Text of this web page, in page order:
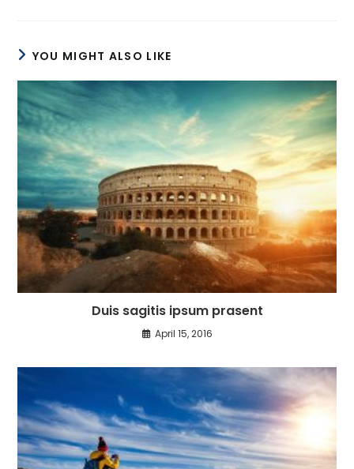
YOU MIGHT ALSO LIKE
Duis sagitis ipsum prasent
April 15, 2016